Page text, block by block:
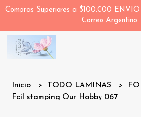
Compras Superiores a $100.000 ENVIO
Correo Argentino
Inicio TODO LAMINAS
Foil stamping Our Hobby 067